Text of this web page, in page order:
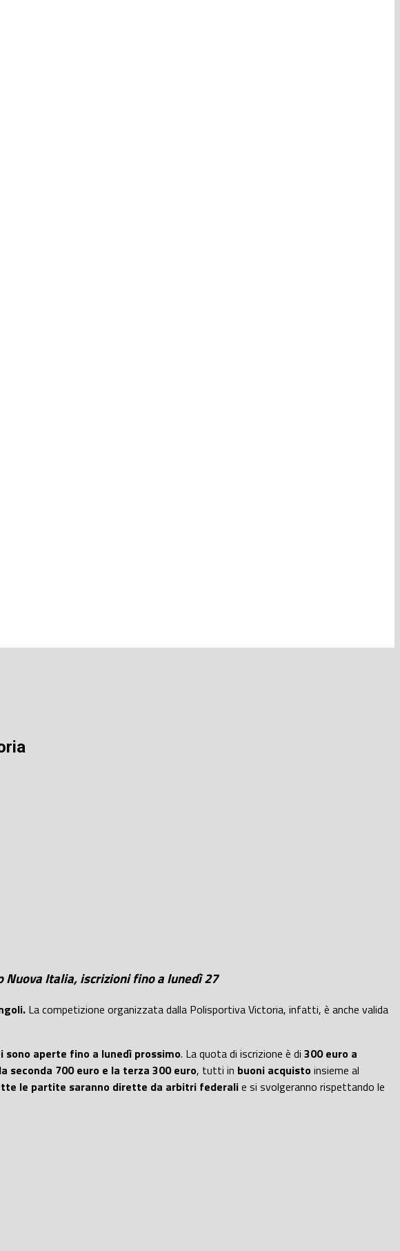
Nuova Italia, iscrizioni fino a lunedì 27
La competizione organizzata dalla Polisportiva Victoria, infatti, è anche valida
sono aperte fino a lunedì prossimo. La quota di iscrizione è di 300 euro a
seconda 700 euro e la terza 300 euro, tutti in buoni acquistoinsieme al
le partite saranno dirette da arbitri federalie si svolgeranno rispettando le